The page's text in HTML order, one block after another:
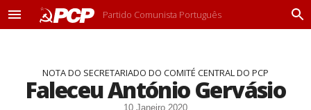
M
Partido Comunista Português
P
NOTA DO SECRETARIADO DO COMITÉ CENTRAL DO PCP
Faleceu António Gervásio
10 Janeiro 2020